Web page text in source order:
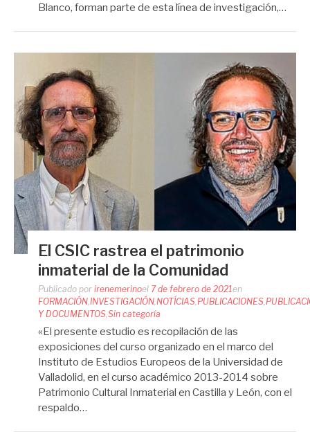
Blanco, forman parte de esta línea de investigación,…
El CSIC rastrea el patrimonio
inmaterial de la Comunidad
Publicado por irenemerinoel 7 de febrero de 2021en
FORMACIÓN,INVESTIGACIÓN,NOTÍCIAS,PUBLICACIONES,
Y DOCUMENTOS,Sin categoría
«El presente estudio es recopilación de las
exposiciones del curso organizado en el marco del
Instituto de Estudios Europeos de la Universidad de
Valladolid, en el curso académico 2013-2014 sobre
Patrimonio Cultural Inmaterial en Castilla y León, con el
respaldo…